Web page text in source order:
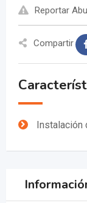
Reportar
Compartir